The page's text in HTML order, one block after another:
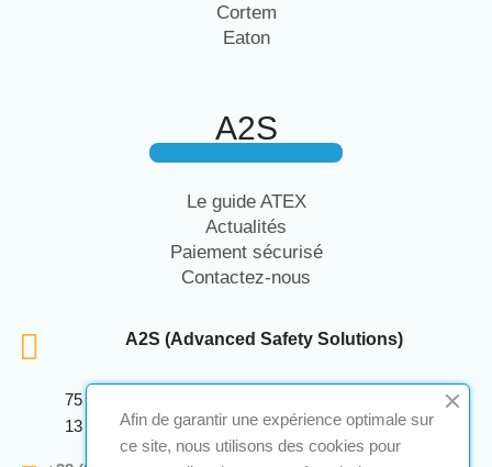
Cortem
Eaton
A2S
Le guide ATEX
Actualités
Paiement sécurisé
Contactez-nous
A2S (Advanced Safety Solutions)
75 Avenue Marcellin Berthelot Anthelios Bâtiment E
13 290 Aix En Provence
Afin de garantir une expérience optimale sur
ce site, nous utilisons des cookies pour